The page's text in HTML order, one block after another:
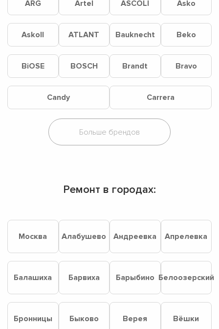
ARG Artel ASCOLI Asko
Askoll ATLANT Bauknecht Beko
BiOSE BOSCH Brandt Bravo
Candy Carrera
Ремонт в городах:
Москва Алабушево Андреевка Апрелевка
Балашиха Барвиха Барыбино Белоозерский
Бронницы Быково Верея Вёшки